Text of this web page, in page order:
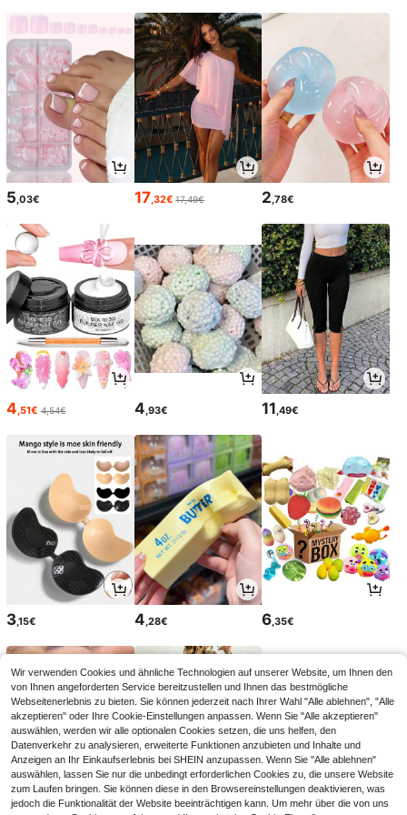
5 ,03€ 17 ,32€ 17,49€ 2 ,78€
4,51€ 4,54€ 4,93€ 11,49€
3,15€ 4,28€ 6,35€
Wir verwenden Cookies und ähnliche Technologien auf unserer Website, um Ihnen den
von Ihnen angeforderten Service bereitzustellen und Ihnen das bestmögliche
Webseitenerlebnis zu bieten. Sie können jederzeit nach Ihrer Wahl "Alle ablehnen", "Alle
akzeptieren" oder Ihre Cookie-Einstellungen anpassen. Wenn Sie "Alle akzeptieren"
auswählen, werden wir alle optionalen Cookies setzen, die uns helfen, den
Datenverkehr zu analysieren, erweiterte Funktionen anzubieten und Inhalte und
Anzeigen an Ihr Einkaufserlebnis bei SHEIN anzupassen. Wenn Sie "Alle ablehnen"
auswählen, lassen Sie nur die unbedingt erforderlichen Cookies zu, die unsere Website
zum Laufen bringen. Sie können diese in den Browsereinstellungen deaktivieren, was
jedoch die Funktionalität der Website beeinträchtigen kann. Um mehr über die von uns